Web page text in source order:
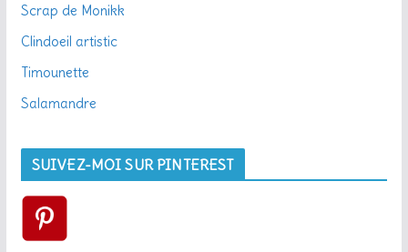
Scrap de Monikk
Clindoeil artistic
Timounette
Salamandre
SUIVEZ-MOI SUR PINTEREST